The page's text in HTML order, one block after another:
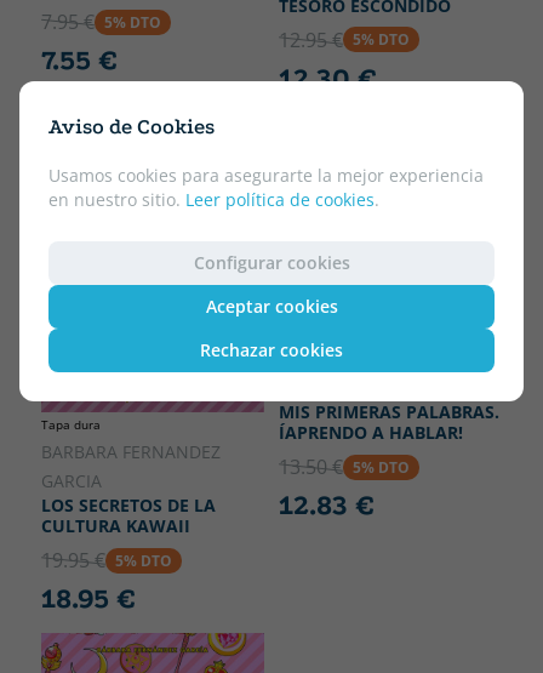
Aviso de Cookies
Usamos cookies para asegurarte la mejor experiencia
en nuestro sitio. Leer política de cookies.
Configurar cookies
Aceptar cookies
Rechazar cookies
7.95 € 5% DTO
7.55 €
TESORO ESCONDIDO
12.95 € 5% DTO
12.30 €
Tapa dura
BARBARA FERNANDEZ
GARCIA
LOS SECRETOS DE LA
CULTURA KAWAII
19.95 € 5% DTO
18.95 €
FERNANDEZ, BARBARA
MIS PRIMERAS PALABRAS.
ÍAPRENDO A HABLAR!
13.50 € 5% DTO
12.83 €